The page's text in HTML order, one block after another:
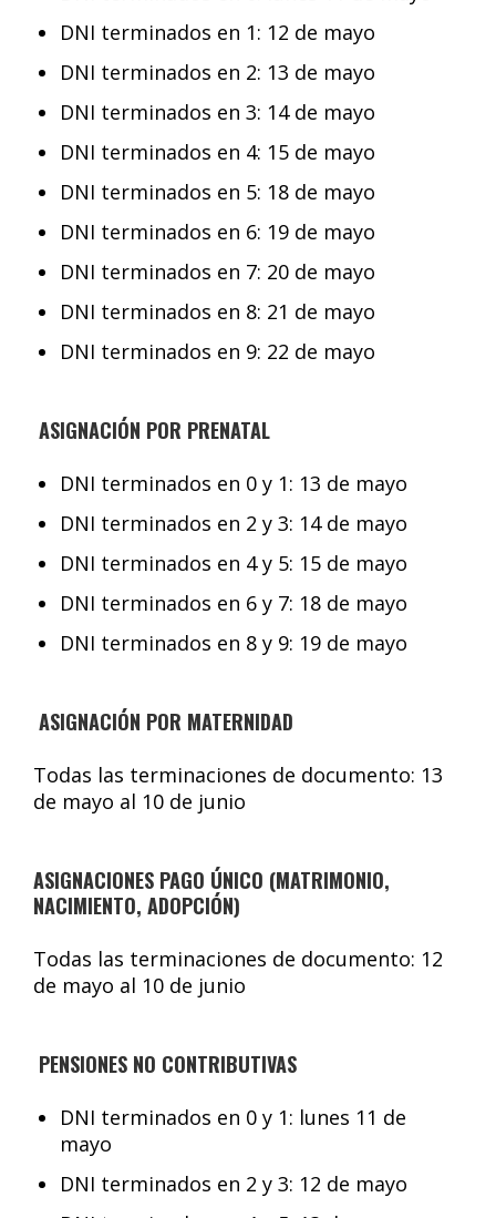
DNI terminados en 1: 12 de mayo
DNI terminados en 2: 13 de mayo
DNI terminados en 3: 14 de mayo
DNI terminados en 4: 15 de mayo
DNI terminados en 5: 18 de mayo
DNI terminados en 6: 19 de mayo
DNI terminados en 7: 20 de mayo
DNI terminados en 8: 21 de mayo
DNI terminados en 9: 22 de mayo
ASIGNACIÓN POR PRENATAL
DNI terminados en 0 y 1: 13 de mayo
DNI terminados en 2 y 3: 14 de mayo
DNI terminados en 4 y 5: 15 de mayo
DNI terminados en 6 y 7: 18 de mayo
DNI terminados en 8 y 9: 19 de mayo
ASIGNACIÓN POR MATERNIDAD
Todas las terminaciones de documento: 13
de mayo al 10 de junio
ASIGNACIONES PAGO ÚNICO (MATRIMONIO,
NACIMIENTO, ADOPCIÓN)
Todas las terminaciones de documento: 12
de mayo al 10 de junio
PENSIONES NO CONTRIBUTIVAS
DNI terminados en 0 y 1: lunes 11 de
mayo
DNI terminados en 2 y 3: 12 de mayo